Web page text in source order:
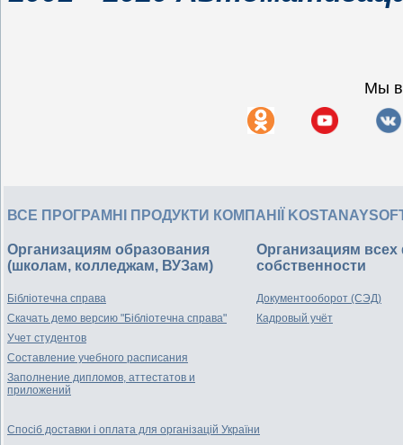
Мы в
ВСЕ ПРОГРАМНІ ПРОДУКТИ КОМПАНІЇ
Организациям образования
(школам, колледжам, ВУЗам)
Организациям
собственности
Бібліотечна справа
Документооборот (СЭД)
Скачать демо версию "Бібліотечна справа"
Кадровый учёт
Учет студентов
Составление учебного расписания
Заполнение дипломов, аттестатов и
приложений
Спосіб доставки і оплата для організацій України